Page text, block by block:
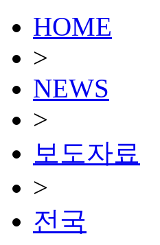
HOME
>
NEWS
>
보도자료
>
전국